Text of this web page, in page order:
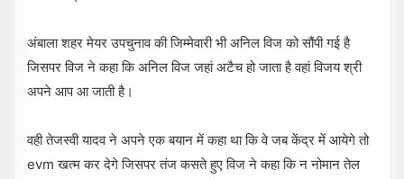
अंबाला शहर मेयर उपचुनाव की जिम्मेवारी भी अनिल विज को सौंपी गई है
जिसपर विज ने कहा कि अनिल विज जहां अटैच हो जाता है वहां विजय श्री
अपने आप आ जाती है।
वही तेजस्वी यादव ने अपने एक बयान में कहा था कि वे जब केंद्र में आयेगे तो
evm खत्म कर देगे जिसपर तंज कसते हुए विज ने कहा कि न नोमान तेल